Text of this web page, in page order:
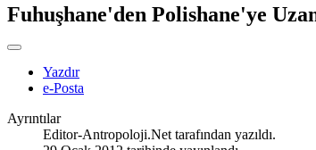
Fuhuşhane'den Polishane'ye
Yazdır
e-Posta
Ayrıntılar
Editor-Antropoloji.Net tarafından yazıldı.